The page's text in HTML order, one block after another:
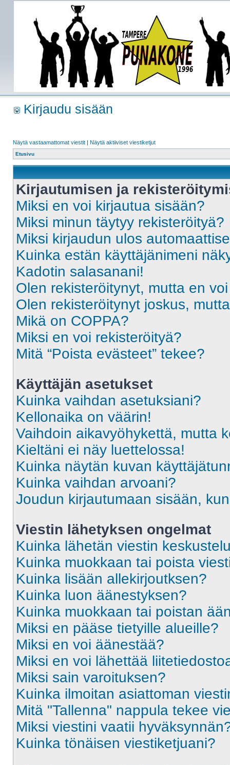
Kirjaudu sisään
Näytä vastaamattomat viestit | Näytä aktiiviset viestiketjut
Etusivu
Kirjautumisen ja
Miksi en voi kirjautua sisään?
Miksi minun täytyy rekisteröityä?
Miksi kirjaudun ulos
Kuinka estän käyttäjänimeni
Kadotin salasanani!
Olen rekisteröitynyt, mutta en
Olen rekisteröitynyt joskus,
Mikä on COPPA?
Miksi en voi rekisteröityä?
Mitä “Poista evästeet” tekee?
Käyttäjän asetukset
Kuinka vaihdan asetuksiani?
Kellonaika on väärin!
Vaihdoin aikavyöhykettä, mutta
Kieltäni ei näy luettelossa!
Kuinka näytän kuvan
Kuinka vaihdan arvoani?
Joudun kirjautumaan sisään,
Viestin lähetyksen ongelmat
Kuinka lähetän viestin
Kuinka muokkaan tai poista
Kuinka lisään allekirjoutksen?
Kuinka luon äänestyksen?
Kuinka muokkaan tai poistan
Miksi en pääse tietyille alueille?
Miksi en voi äänestää?
Miksi en voi lähettää
Miksi sain varoituksen?
Kuinka ilmoitan asiattoman
Mitä "Tallenna" nappula tekee
Miksi viestini vaatii
Kuinka tönäisen viestiketjuani?